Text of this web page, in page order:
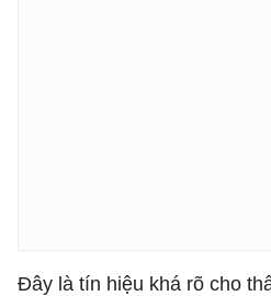
Đây là tín hiệu khá rõ cho